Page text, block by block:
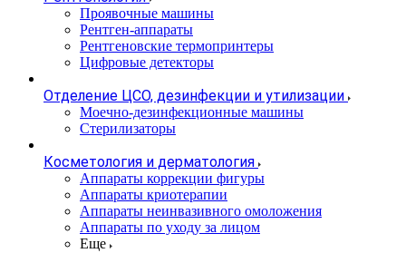
Проявочные машины
Рентген-аппараты
Рентгеновские термопринтеры
Цифровые детекторы
Отделение ЦСО, дезинфекции и утилизации
Моечно-дезинфекционные машины
Стерилизаторы
Косметология и дерматология
Аппараты коррекции фигуры
Аппараты криотерапии
Аппараты неинвазивного омоложения
Аппараты по уходу за лицом
Еще